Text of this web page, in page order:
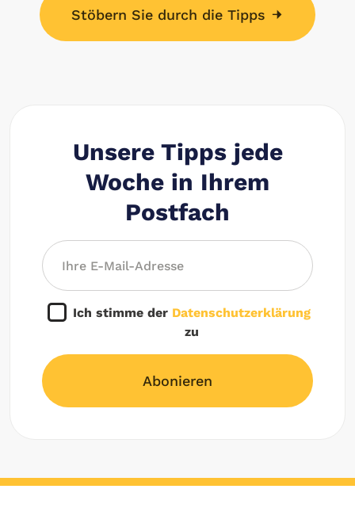
Stöbern Sie durch die Tipps
Unsere Tipps jede
Woche in Ihrem
Postfach
Ich stimme der Datenschutzerklärung
zu
Abonieren